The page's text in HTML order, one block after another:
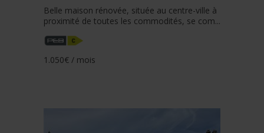
Belle maison rénovée, située au centre-ville à
proximité de toutes les commodités, se com...
1.050€ / mois